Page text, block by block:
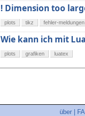
! Dimension too
plots tikz fehler-meldungen
Wie kann ich mit
plots grafiken luatex
über